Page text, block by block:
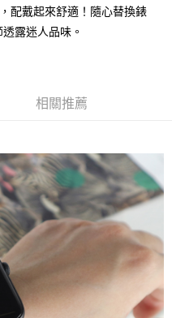
費
運費
運費
費
運費
配戴起來舒適！隨心替換錶
露迷人品味。
相關推薦